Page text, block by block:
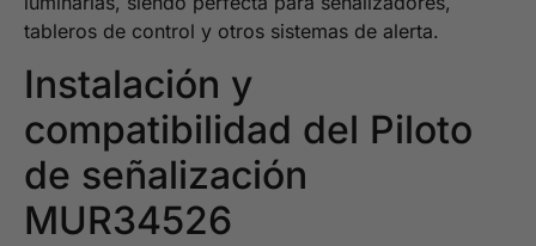
tableros de control y otros sistemas de alerta.
Instalación y
compatibilidad del Piloto
de señalización
MUR34526